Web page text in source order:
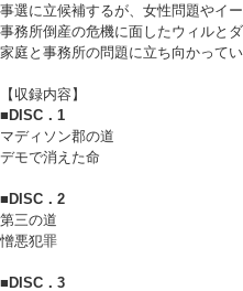
事選に立候補するが、女性問題やイ
事務所倒産の危機に面したウィルと
家庭と事務所の問題に立ち向かってい
【収録内容】
■DISC．1
マディソン郡の道
デモで消えた命
■DISC．2
第三の道
憎悪犯罪
■DISC．3